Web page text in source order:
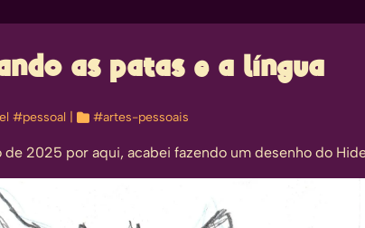
as patas e a língua
#pessoal |  #artes-pessoais
2025 por aqui, acabei fazendo um desenho do